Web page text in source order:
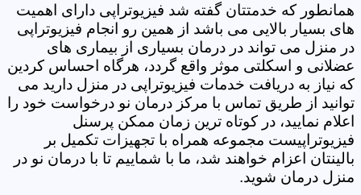
همانطور که خدمتتان گفته شد فیزیوتراپی دارای اهمیت
های بسیار بالایی می باشد از همین رو انجام فیزیوتراپی
در منزل می تواند در درمان بسیاری از بیماری های
عضلانی و اسکلتی موثر واقع گردد، هرگاه احساس کردین
که نیاز به دریافت خدمات فیزیوتراپی در منزل دارید می
توانید از طریق تماس با مرکز درمان نو درخواست خود را
اعلام نمایید، در کوتاه ترین زمان ممکن پرسنل
فیزیوتراپیست مجموعه همراه با تجهیزات تکمیل بر
بالینتان اعزام خواهند شد، ما با شماییم تا با درمان نو در
منزل درمان شوید.